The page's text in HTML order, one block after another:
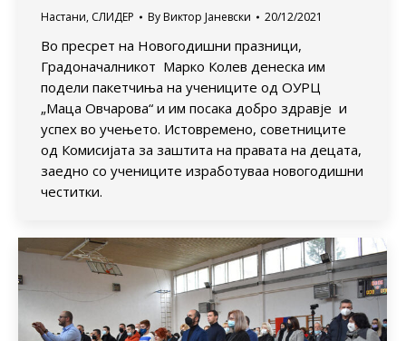
Настани, СЛИДЕР By Виктор Јаневски 20/12/2021
Во пресрет на Новогодишни празници,
Градоначалникот Марко Колев денеска им
подели пакетчиња на учениците од ОУРЦ
„Маца Овчарова“ и им посака добро здравје и
успех во учењето. Истовремено, советниците
од Комисијата за заштита на правата на децата,
заедно со учениците изработуваа новогодишни
честитки.